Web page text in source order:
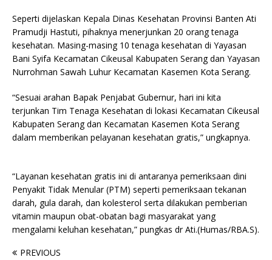
Seperti dijelaskan Kepala Dinas Kesehatan Provinsi Banten Ati
Pramudji Hastuti, pihaknya menerjunkan 20 orang tenaga
kesehatan. Masing-masing 10 tenaga kesehatan di Yayasan
Bani Syifa Kecamatan Cikeusal Kabupaten Serang dan Yayasan
Nurrohman Sawah Luhur Kecamatan Kasemen Kota Serang.
“Sesuai arahan Bapak Penjabat Gubernur, hari ini kita
terjunkan Tim Tenaga Kesehatan di lokasi Kecamatan Cikeusal
Kabupaten Serang dan Kecamatan Kasemen Kota Serang
dalam memberikan pelayanan kesehatan gratis,” ungkapnya.
“Layanan kesehatan gratis ini di antaranya pemeriksaan dini
Penyakit Tidak Menular (PTM) seperti pemeriksaan tekanan
darah, gula darah, dan kolesterol serta dilakukan pemberian
vitamin maupun obat-obatan bagi masyarakat yang
mengalami keluhan kesehatan,” pungkas dr Ati.(Humas/RBA.S).
PREVIOUS